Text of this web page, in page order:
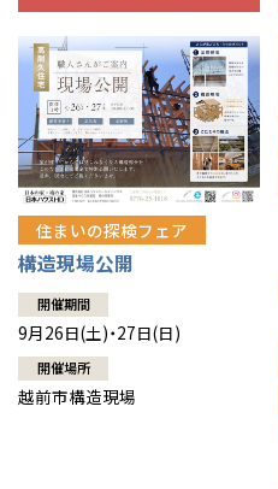
住まいの探検フェア
構造現場公開
開催期間
9月26日(土)・27日(日)
開催場所
越前市構造現場